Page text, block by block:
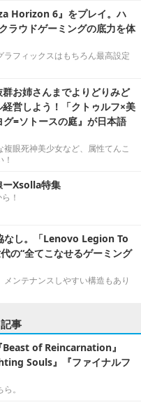
Horizon 6』をプレイ。ハ
ラウドゲーミングの底力を体
フィックスはもちろん最高設定
お姉さんまでよりどりみど
営しよう！「クトゥルフ×美
=ソトースの庭』が日本語
眼死神美少女など、属性てんこ
ーXsolla特集
！
なし。「Lenovo Legion To
の“全てこなせるゲーミング
ンテナンスしやすい構造もあり
事
Beast of Reincarnation』
Souls』『ファイナルフ
。